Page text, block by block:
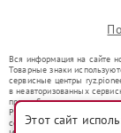
Вся информация на сайте
Товарные знаки
сервисные центры
в неавторизованных
правообладателями
Ремонт осуществляется
со статьей 1487 ГК РФ.
Этот сайт